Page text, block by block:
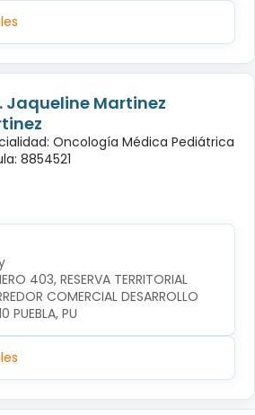
Jaqueline Martinez
Oncología Médica Pediátrica
8854521
403, RESERVA TERRITORIAL
COMERCIAL DESARROLLO
PUEBLA, PU